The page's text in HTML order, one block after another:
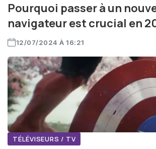
Pourquoi passer à un
navigateur est crucial en
12/07/2024 À 16:21
TÉLÉVISEURS / TV